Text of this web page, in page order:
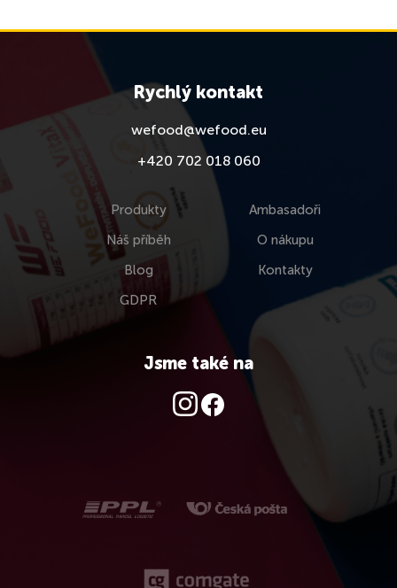
Rychlý kontakt
wefood@wefood.eu
+420 702 018 060
Produkty
Náš příběh
Blog
GDPR
Ambasadoři
O nákupu
Kontakty
Jsme také na